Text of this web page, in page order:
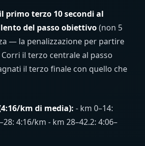
primo terzo 10 secondi al
del passo obiettivo(non 5
— la penalizzazione per partire
il terzo centrale al passo
il terzo finale con quello che
km di media): - km 0–14:
4:16/km - km 28–42.2: 4:06–